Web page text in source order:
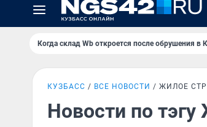
Когда склад Wb откроется после обрушения в
КУЗБАСС ВСЕ НОВОСТИ ЖИЛОЕ
Новости по